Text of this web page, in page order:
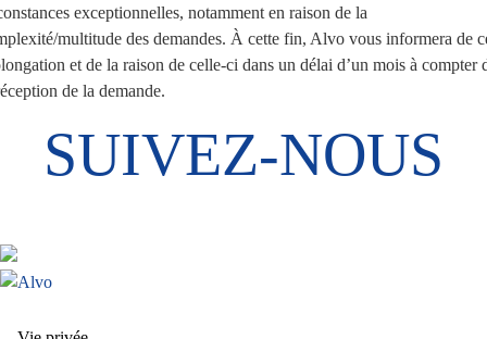
exceptionnelles, notamment en raison de la
multitude des demandes. À cette fin, Alvo vous informera de
et de la raison de celle-ci dans un délai d’un mois à compter
de la demande.
SUIVEZ-NOUS